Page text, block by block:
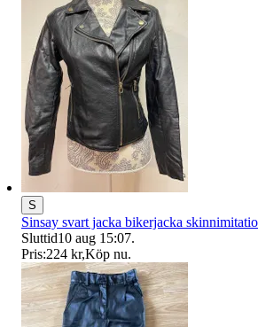
S
Sinsay svart jacka bikerjacka
Sluttid10 aug 15:07.
Pris:224 kr,Köp nu.